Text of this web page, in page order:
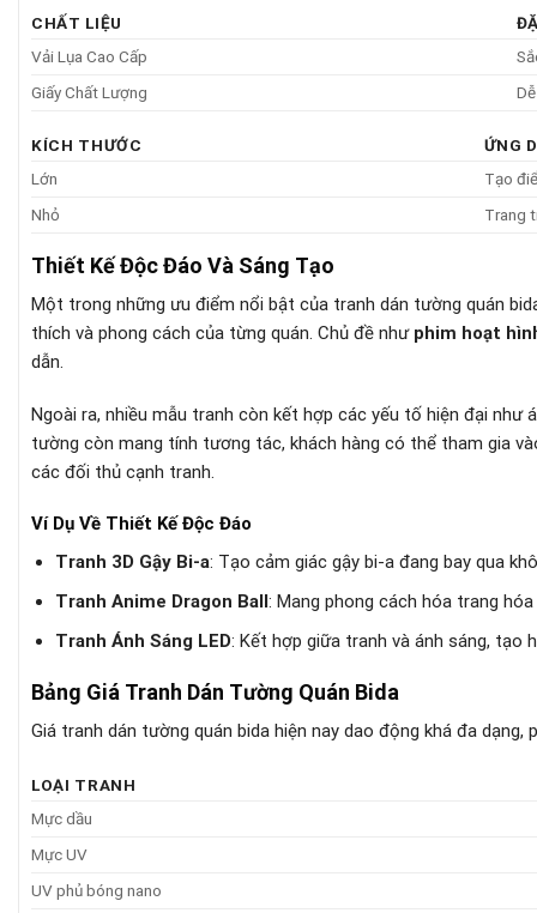
CHẤT LIỆU
Vải Lụa Cao Cấp
Giấy Chất Lượng
KÍCH THƯỚC
ỨNG
Lớn
Tạo
Nhỏ
Trang
Thiết Kế Độc Đáo Và Sáng Tạo
Một trong những ưu điểm nổi bật của tranh dán tường quán
thích và phong cách của từng quán. Chủ đề như phim hoạt
dẫn.
Ngoài ra, nhiều mẫu tranh còn kết hợp các yếu tố hiện đại
tường còn mang tính tương tác, khách hàng có thể tham gia
các đối thủ cạnh tranh.
Ví Dụ Về Thiết Kế Độc Đáo
Tranh 3D Gậy Bi-a: Tạo cảm giác gậy bi-a đang bay qua
Tranh Anime Dragon Ball: Mang phong cách hóa trang
Tranh Ánh Sáng LED: Kết hợp giữa tranh và ánh sáng, tạo
Bảng Giá Tranh Dán Tường Quán Bida
Giá tranh dán tường quán bida hiện nay dao động khá đa
LOẠI TRANH
Mực dầu
Mực UV
UV phủ bóng nano